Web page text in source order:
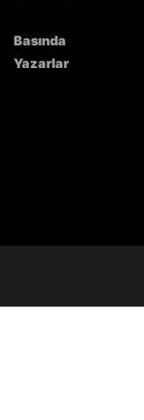
Basında
Yazarlar